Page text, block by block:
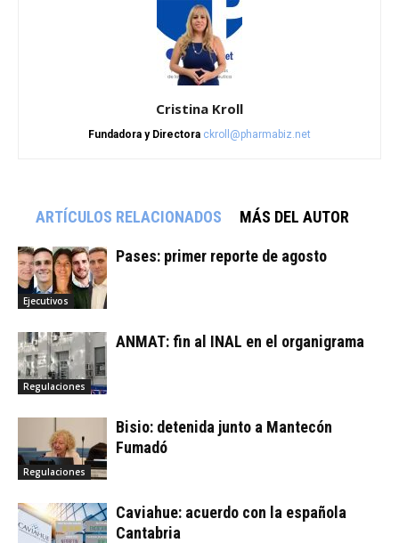
Cristina Kroll
Fundadora y Directora ckroll@pharmabiz.net
ARTÍCULOS RELACIONADOS MÁS DEL AUTOR
Ejecutivos
Pases: primer reporte de agosto
Regulaciones
ANMAT: fin al INAL en el organigrama
Regulaciones
Bisio: detenida junto a Mantecón
Fumadó
Caviahue: acuerdo con la española
Cantabria